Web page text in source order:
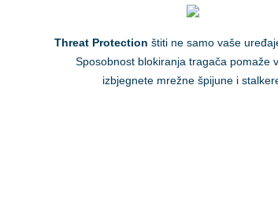
Threat Protection štiti ne samo vaše
Sposobnost blokiranja tragača pomaže
izbjegnete mrežne špijune i